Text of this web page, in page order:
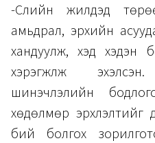
-Сүүлийн жилүүдэд
амьдрал, эрхийн
хандуулж, хэд хэдэн
хэрэгжүүлж
шинэчлэлийн
хөдөлмөр эрхлэлтийг
бий болгох